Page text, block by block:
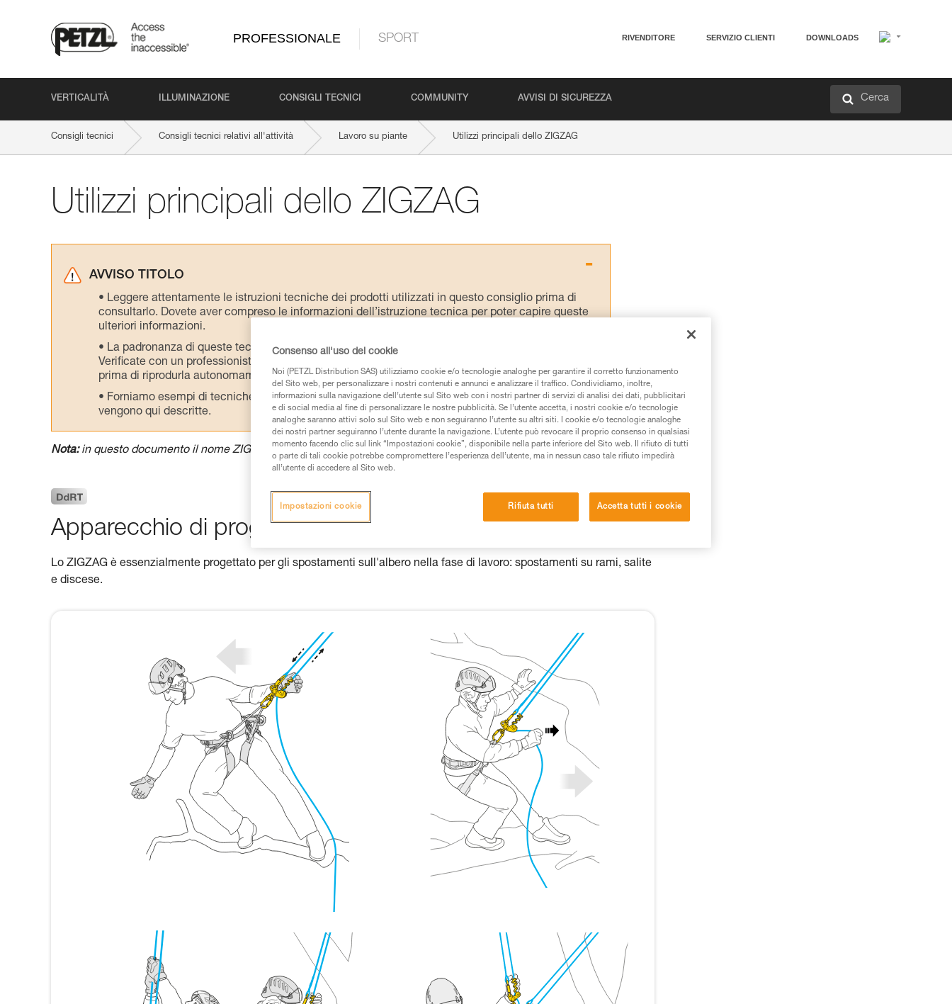
PROFESSIONALE SPORT RIVENDITORE SERVIZIO CLIENTI DOWNLOADS
VERTICALITÀ ILLUMINAZIONE CONSIGLI TECNICI COMMUNITY AVVISI DI SICUREZZA Cerca
Consigli tecnici Consigli tecnici relativi all'attività Lavoro su piante Utilizzi principali dello ZIGZAG
Utilizzi principali dello ZIGZAG
AVVISO TITOLO
Leggere attentamente le istruzioni tecniche dei prodotti utilizzati in questo consiglio prima di
consultarlo. Dovete aver compreso le informazioni dell’istruzione tecnica per poter capire queste
ulteriori informazioni.
La padronanza di queste tecniche richiede una formazione ed un addestramento specifico.
Verificate con un professionista la vostra capacità di rifare la manovra, da soli, in piena sicurezza,
prima di riprodurla autonomamente.
Forniamo esempi di tecniche relative alla vostra attività. Ne possono esistere altre che non
vengono qui descritte.
Nota:in questo documento il nome ZIGZAG indica indifferentemente i modelli ZIGZAG o ZIGZAG PLUS.
Apparecchio di progressione su corda doppia
Lo ZIGZAG è essenzialmente progettato per gli spostamenti sull'albero nella fase di lavoro: spostamenti su rami, salite
e discese.
Consenso all'uso dei cookie
Noi (PETZL Distribution SAS) utilizziamo cookie e/o tecnologie analoghe per garantire il corretto funzionamento
del Sito web, per personalizzare i nostri contenuti e annunci e analizzare il traffico. Condividiamo, inoltre,
informazioni sulla navigazione dell’utente sul Sito web con i nostri partner di servizi di analisi dei dati, pubblicitari
e di social media al fine di personalizzare le nostre pubblicità. Se l’utente accetta, i nostri cookie e/o tecnologie
analoghe saranno attivi solo sul Sito web e non seguiranno l’utente su altri siti. I cookie e/o tecnologie analoghe
dei nostri partner seguiranno l’utente durante la navigazione. L’utente può revocare il proprio consenso in qualsiasi
momento facendo clic sul link “Impostazioni cookie”, disponibile nella parte inferiore del Sito web. Il rifiuto di tutti
o parte di tali cookie potrebbe compromettere l’esperienza dell’utente, ma in nessun caso tale rifiuto impedirà
all’utente di accedere al Sito web.
Rifiuta tutti Accetta tutti i cookie
Impostazioni cookie